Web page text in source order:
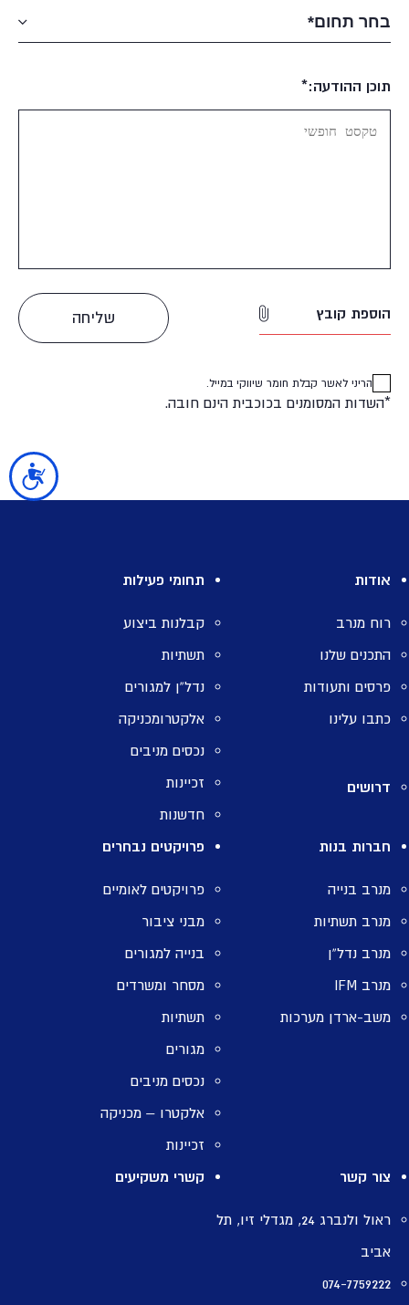
נגישות
תוכן ההודעה:*
הוספת קובץ
הריני לאשר קבלת חומר שיווקי במייל.
*השדות המסומנים בכוכבית הינם חובה.
אודות
רוח מנרב
התכנים שלנו
פרסים ותעודות
כתבו עלינו
דרושים
תחומי פעילות
קבלנות ביצוע
תשתיות
נדל”ן למגורים
אלקטרומכניקה
נכסים מניבים
זכיינות
חדשנות
חברות בנות
מנרב בנייה
מנרב תשתיות
מנרב נדל”ן
מנרב IFM
משב-ארדן מערכות
פרויקטים נבחרים
פרויקטים לאומיים
מבני ציבור
בנייה למגורים
מסחר ומשרדים
תשתיות
מגורים
נכסים מניבים
אלקטרו – מכניקה
זכיינות
צור קשר
ראול ולנברג 24, מגדלי זיו, תל
אביב
074-7759222
קשרי משקיעים